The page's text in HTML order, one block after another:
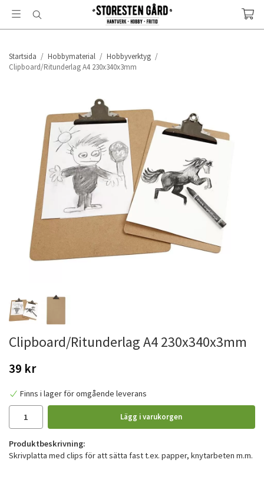
Startsida / Hobbymaterial / Hobbyverktyg /
Clipboard/Ritunderlag A4 230x340x3mm
Clipboard/Ritunderlag A4 230x340x3mm
39 kr
Finns i lager för omgående leverans
Lägg i varukorgen
Produktbeskrivning:
Skrivplatta med clips för att sätta fast t.ex. papper, knytarbeten m.m.